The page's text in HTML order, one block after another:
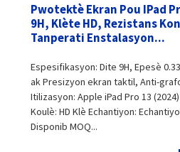
Pwotektè Ekran Pou IPad
9H, Klète HD, Rezistans
Tanperati Enstalasyon...
Espesifikasyon: Dite 9H, Epesè
ak Presizyon ekran taktil, Anti-
Itilizasyon: Apple iPad Pro 13
Koulè: HD Klè Echantiyon:
Disponib MOQ...